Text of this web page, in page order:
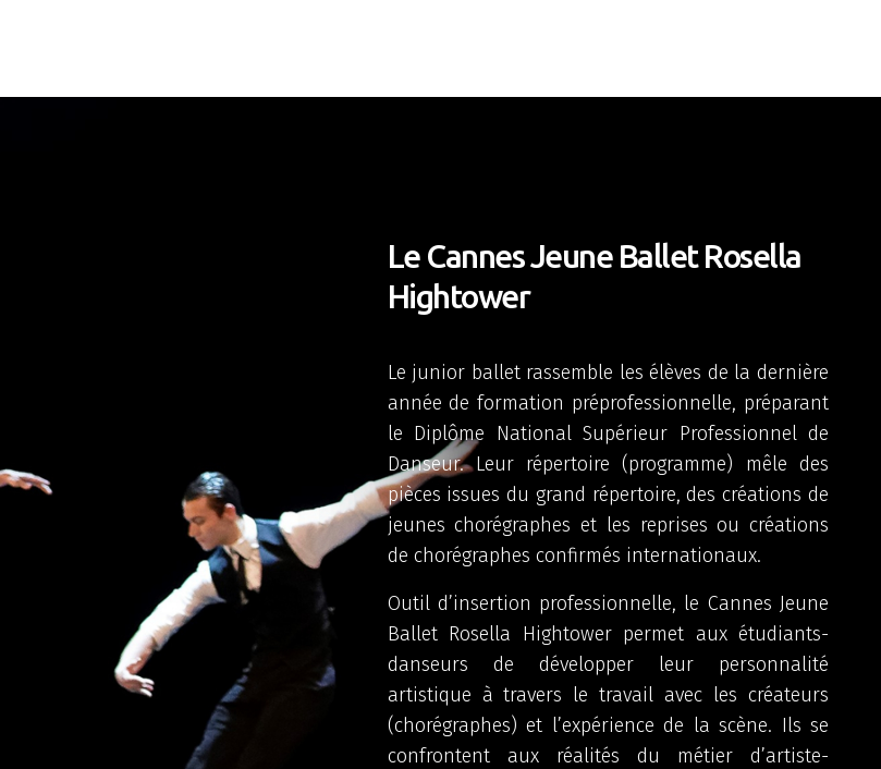
Le Cannes Jeune Ballet Rosella
Hightower
Le junior ballet rassemble les élèves de la dernière
année de formation préprofessionnelle, préparant
le Diplôme National Supérieur Professionnel de
Danseur. Leur répertoire (programme) mêle des
pièces issues du grand répertoire, des créations de
jeunes chorégraphes et les reprises ou créations
de chorégraphes confirmés internationaux.
Outil d’insertion professionnelle, le Cannes Jeune
Ballet Rosella Hightower permet aux étudiants-
danseurs de développer leur personnalité
artistique à travers le travail avec les créateurs
(chorégraphes) et l’expérience de la scène. Ils se
confrontent aux réalités du métier d’artiste-